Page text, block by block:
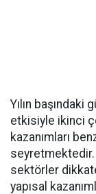
Yılın
etkisiyle ikinci
kazanımları
seyretmektedir.
sektörler
yapısal